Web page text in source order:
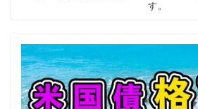
す。